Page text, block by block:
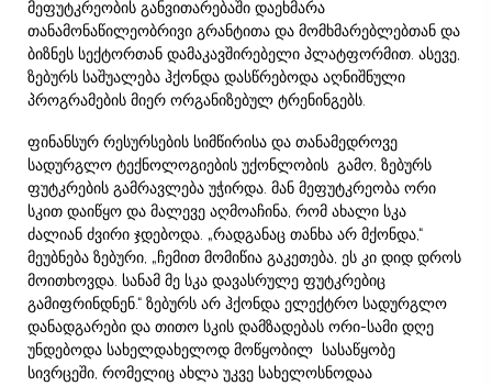
მეფუტკრეობის განვითარებაში დაეხმარა
თანამონაწილეობრივი გრანტითა და მომხმარებლებთან და
ბიზნეს სექტორთან დამაკავშირებელი პლატფორმით. ასევე,
ზებურს საშუალება ჰქონდა დასწრებოდა აღნიშნული
პროგრამების მიერ ორგანიზებულ ტრენინგებს.
ფინანსურ რესურსების სიმწირისა და თანამედროვე
სადურგლო ტექნოლოგიების უქონლობის გამო, ზებურს
ფუტკრების გამრავლება უჭირდა. მან მეფუტკრეობა ორი
სკით დაიწყო და მალევე აღმოაჩინა, რომ ახალი სკა
ძალიან ძვირი ჯდებოდა. „რადგანაც თანხა არ მქონდა,“
მეუბნება ზებური, „ჩემით მომიწია გაკეთება, ეს კი დიდ დროს
მოითხოვდა. სანამ მე სკა დავასრულე ფუტკრებიც
გამიფრინდნენ.“ ზებურს არ ჰქონდა ელექტრო სადურგლო
დანადგარები და თითო სკის დამზადებას ორი-სამი დღე
უნდებოდა სახელდახელოდ მოწყობილ სასაწყობე
სივრცეში, რომელიც ახლა უკვე სახელოსნოდაა